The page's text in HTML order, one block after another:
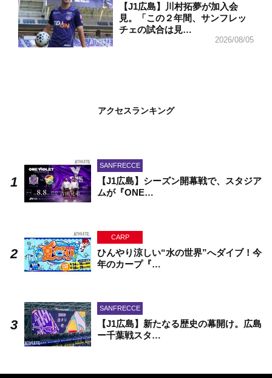
【J1広島】川村拓夢が加入会
見。「この２年間、サンフレッ
チェの試合は見…
2026/08/05
アクセスランキング
SANFRECCE
【J1広島】シーズン開幕戦で、スタジア
ムが『ONE…
CARP
ひんやり涼しい“水の世界”へダイブ！今
年のカープ『…
SANFRECCE
【J1広島】新たなる歴史の幕開け。広島
ー千葉戦スタ…